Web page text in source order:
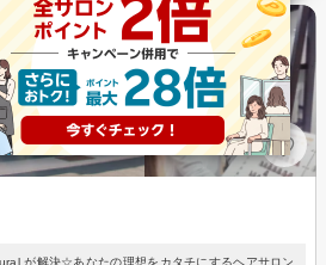
が解決☆あなたの理想をカタチにするヘアサロン